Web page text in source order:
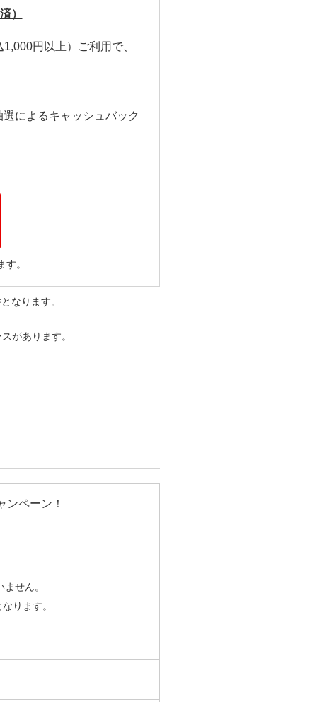
）
円以上）ご利用で、
によるキャッシュバック
。
なります。
があります。
ペーン！
せん。
ります。